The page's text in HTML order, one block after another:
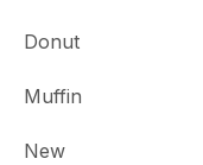
Donut
Muffin
New